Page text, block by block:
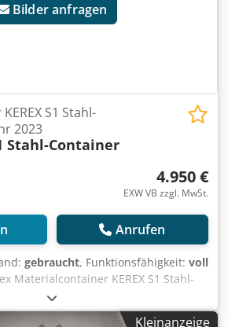
Bilder anfragen
S1 Stahl-
2023
Stahl-Container
4.950 €
EXW VB zzgl. MwSt.
Anrufen
gebraucht, Funktionsfähigkeit: voll
Materialcontainer KEREX S1 Stahl-
Stahl-Container — Baujahr 2023
professionellen Mietpark der Kurt
Kleinanzeige